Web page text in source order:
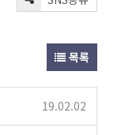
목록
19.02.02